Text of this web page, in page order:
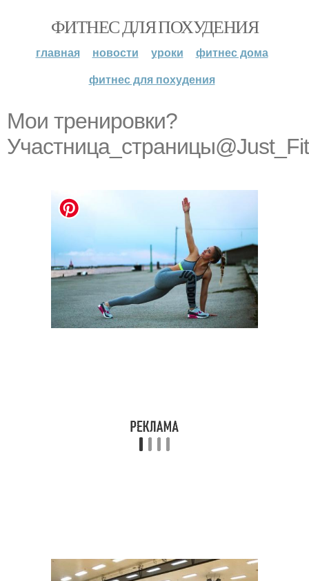
ФИТНЕС ДЛЯ ПОХУДЕНИЯ
главная новости уроки
фитнес дома
фитнес для похудения
Мои тренировки?